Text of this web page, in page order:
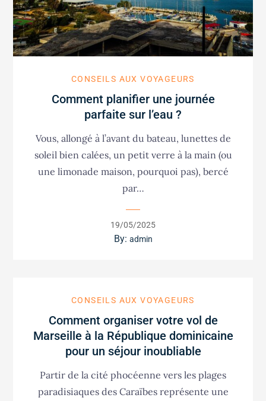
CONSEILS AUX VOYAGEURS
Comment planifier une journée
parfaite sur l’eau ?
Vous, allongé à l’avant du bateau, lunettes de
soleil bien calées, un petit verre à la main (ou
une limonade maison, pourquoi pas), bercé
par…
Posted
on
19/05/2025
By: admin
CONSEILS AUX VOYAGEURS
Comment organiser votre vol de
Marseille à la République dominicaine
pour un séjour inoubliable
Partir de la cité phocéenne vers les plages
paradisiaques des Caraïbes représente une